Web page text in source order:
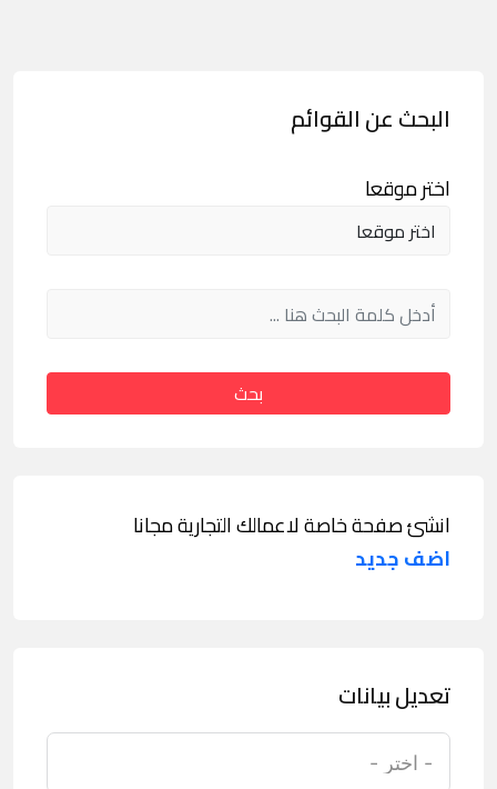
البحث عن القوائم
اختر موقعا
بحث
انشئ صفحة خاصة لاعمالك التجارية مجانا
اضف جديد
تعديل بيانات